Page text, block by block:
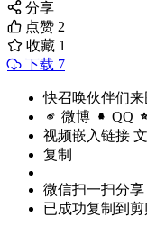
分享
点赞 2
收藏 1
下载 7
快召唤伙伴们
微博 QQ
视频嵌入链接
复制
微信扫一扫分享
已成功复制到剪